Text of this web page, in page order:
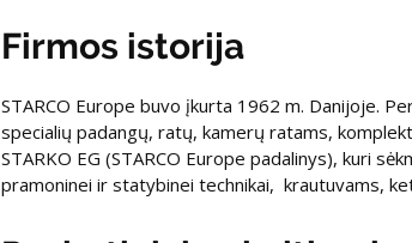
Firmos istorija
STARCO Europe buvo įkurta 1962 m. Danijoje.
specialių padangų, ratų, kamerų ratams,
STARKO EG (STARCO Europe padalinys), kuri
pramoninei ir statybinei technikai, krautuvams,